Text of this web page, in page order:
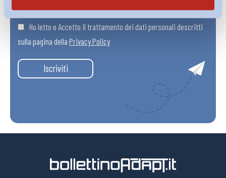
Ho letto e Accetto il trattamento dei dati personali descritti
sulla pagina della Privacy Policy
Iscriviti